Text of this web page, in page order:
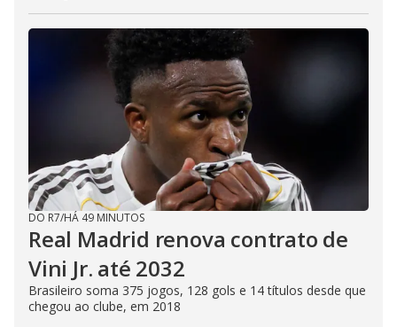
DO R7/HÁ 49 MINUTOS
Real Madrid renova contrato de
Vini Jr. até 2032
Brasileiro soma 375 jogos, 128 gols e 14 títulos desde que
chegou ao clube, em 2018